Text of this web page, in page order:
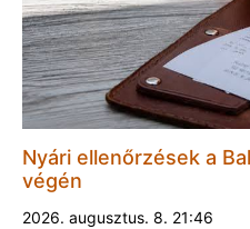
Nyári ellenőrzések a
végén
2026. augusztus. 8. 21:46